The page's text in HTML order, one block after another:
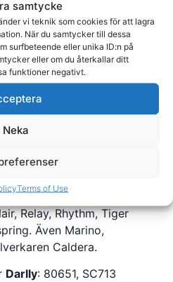
samtycke
vi teknik som cookies för att lagra
När du samtycker till dessa
surfbeteende eller unika ID:n på
eller om du återkallar ditt
funktioner negativt.
Neka
Terms of Use
spafilter minst var 14:e
att man spolar av
mellanrum rengör
som löser upp fett
utan att skada filtermedian
tips på hur du rengör
bra tumregel är att byta
har två uppsättningar
hantering.
Relay, Rhythm, Tiger
Även Marino,
Caldera.
Darlly: 80651, SC713